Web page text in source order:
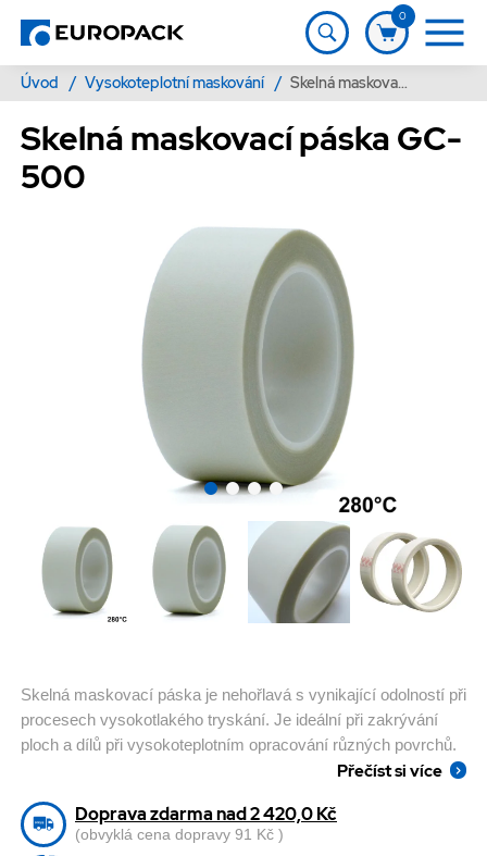
0
Úvod / Vysokoteplotní maskování / Skelná maskovací páska GC-500
Skelná maskovací páska GC-
500
Skelná maskovací páska je nehořlavá s vynikající odolností při
procesech vysokotlakého tryskání. Je ideální při zakrývání
ploch a dílů při vysokoteplotním opracování různých povrchů.
Přečíst si více
Doprava zdarma nad 2 420,0 Kč
(obvyklá cena dopravy 91 Kč )